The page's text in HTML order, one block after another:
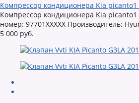
Компрессор кондиционера Kia picanto1
Компрессор кондиционера Kia picanto1
номер: 97701XXXXX Производитель:
5 000 руб.